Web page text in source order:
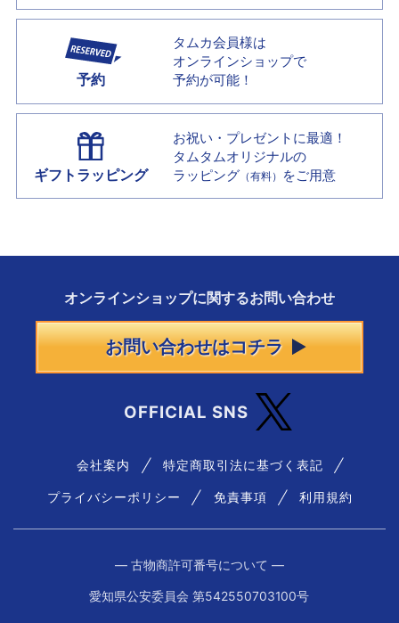
予約
タムカ会員様は
オンラインショップで
予約が可能！
ギフトラッピング
お祝い・プレゼントに最適！
タムタムオリジナルの
ラッピング （有料） をご用意
オンラインショップに関するお問い合わせ
お問い合わせはコチラ
OFFICIAL SNS
会社案内 特定商取引法に基づく表記
プライバシーポリシー 免責事項 利用規約
― 古物商許可番号について ―
愛知県公安委員会 第542550703100号